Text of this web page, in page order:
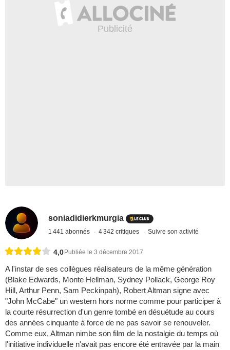
soniadidierkmurgia
1 441 abonnés 4 342 critiques Suivre son activité
4,0 Publiée le 3 décembre 2017
A l'instar de ses collègues réalisateurs de la même génération
(Blake Edwards, Monte Hellman, Sydney Pollack, George Roy
Hill, Arthur Penn, Sam Peckinpah), Robert Altman signe avec
"John McCabe" un western hors norme comme pour participer à
la courte résurrection d'un genre tombé en désuétude au cours
des années cinquante à force de ne pas savoir se renouveler.
Comme eux, Altman nimbe son film de la nostalgie du temps où
l'initiative individuelle n'avait pas encore été entravée par la main